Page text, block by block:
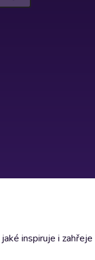
inspiruje i